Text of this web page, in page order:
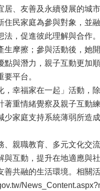
、友善及永續發展的城市
民家庭為參與對象，並
，促進彼此理解與合作
摩擦；參與活動後，她
與潛力，親子互動更加
平台。
幸福家在一起」活動，
重情緒覺察及親子互動
家庭支持系統薄弱所造
親職教育、多元文化交
互動，提升在地適應與
善共融的生活環境。相關